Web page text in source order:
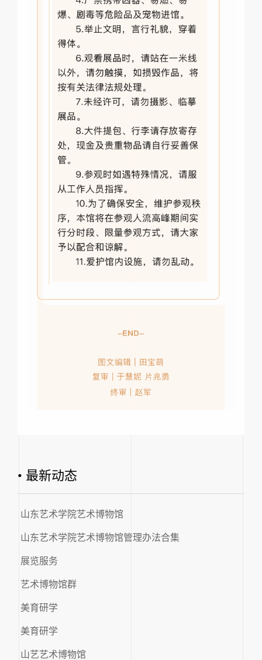
• 最新动态
山东艺术学院艺术博物馆
山东艺术学院艺术博物馆管理办法合集
展览服务
艺术博物馆群
美育研学
美育研学
山艺艺术博物馆